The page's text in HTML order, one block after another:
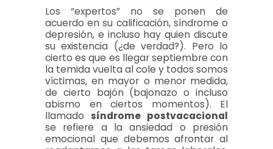
Los “expertos” no se ponen de
acuerdo en su calificación, síndrome o
depresión, e incluso hay quien discute
su existencia (¿de verdad?). Pero lo
cierto es que es llegar septiembre con
la temida vuelta al cole y todos somos
víctimas, en mayor o menor medida,
de cierto bajón (bajonazo o incluso
abismo en ciertos momentos). El
llamado síndrome postvacacional
se refiere a la ansiedad o presión
emocional que debemos afrontar al